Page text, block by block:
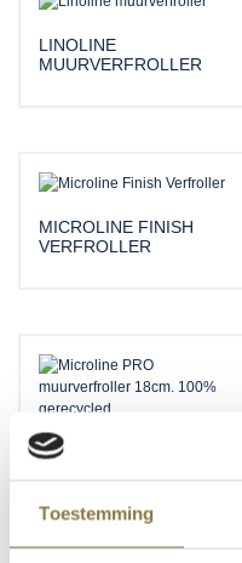
Toestemming
LINOLINE
MUURVERFROLLER
MICROLINE FINISH
VERFROLLER
MICROLINE PRO